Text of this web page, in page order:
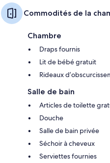
Commodités de la
Chambre
Draps fournis
Lit de bébé gratuit
Rideaux
Salle de bain
Articles de toilette
Douche
Salle de bain privée
Séchoir à cheveux
Serviettes fournies